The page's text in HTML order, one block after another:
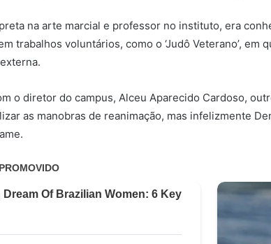
na arte marcial e professor no instituto, era
trabalhos voluntários, como o ‘Judô Veterano’, em
o diretor do campus, Alceu Aparecido Cardoso,
as manobras de reanimação, mas infelizmente